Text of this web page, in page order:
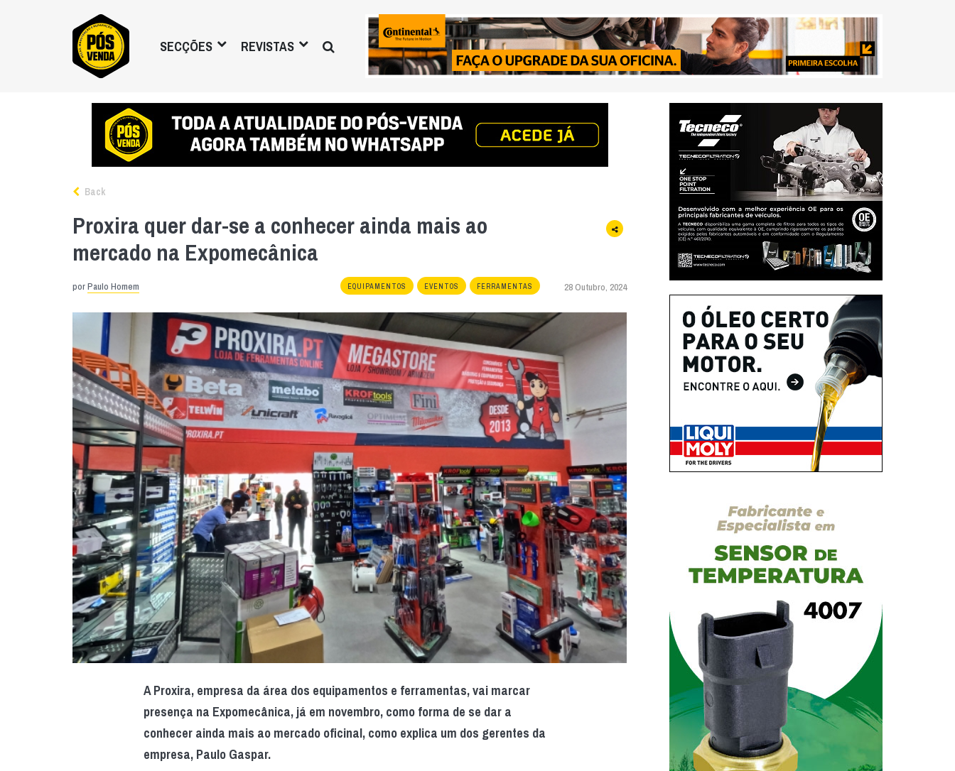
SECÇÕES REVISTAS
Back
Proxira quer dar-se a conhecer ainda mais ao
mercado na Expomecânica
porPaulo Homem EQUIPAMENTOS EVENTOS FERRAMENTAS 28 Outubro, 2024
A Proxira, empresa da área dos equipamentos e ferramentas, vai marcar
presença na Expomecânica, já em novembro, como forma de se dar a
conhecer ainda mais ao mercado oficinal, como explica um dos gerentes da
empresa, Paulo Gaspar.